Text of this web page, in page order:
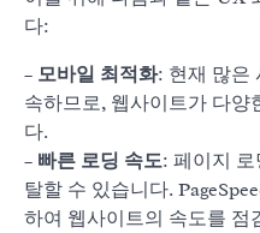
다:
– 모바일 최적화: 현재 많은
속하므로, 웹사이트가 다양
다.
– 빠른 로딩 속도: 페이지 로
탈할 수 있습니다.
하여 웹사이트의 속도를 점